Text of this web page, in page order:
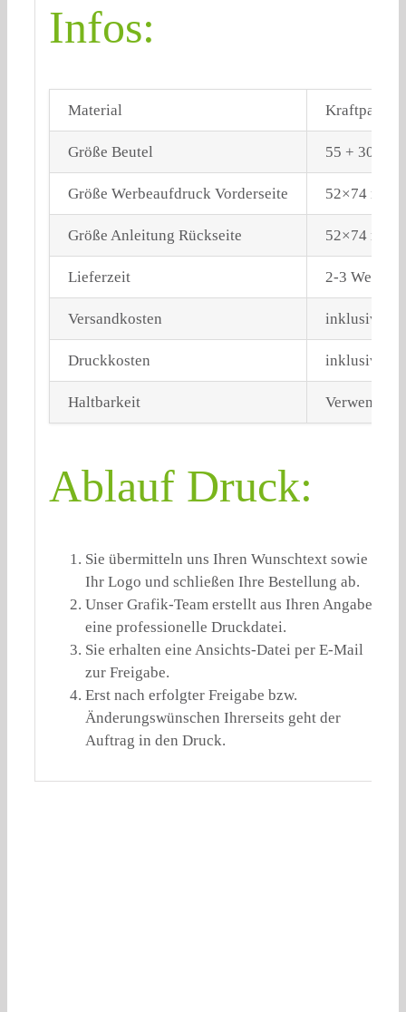
Infos:
Material Kraftpapier
Größe Beutel 55 + 30 x
Größe Werbeaufdruck Vorderseite 52×74 mm
Größe Anleitung Rückseite 52×74 mm
Lieferzeit 2-3
Versandkosten inklusive
Druckkosten inklusive
Haltbarkeit
Ablauf Druck:
Sie übermitteln uns Ihren Wunschtext sowie
Ihr Logo und schließen Ihre Bestellung ab.
Unser Grafik-Team erstellt aus Ihren Angaben
eine professionelle Druckdatei.
Sie erhalten eine Ansichts-Datei per E-Mail
zur Freigabe.
Erst nach erfolgter Freigabe bzw.
Änderungswünschen Ihrerseits geht der
Auftrag in den Druck.